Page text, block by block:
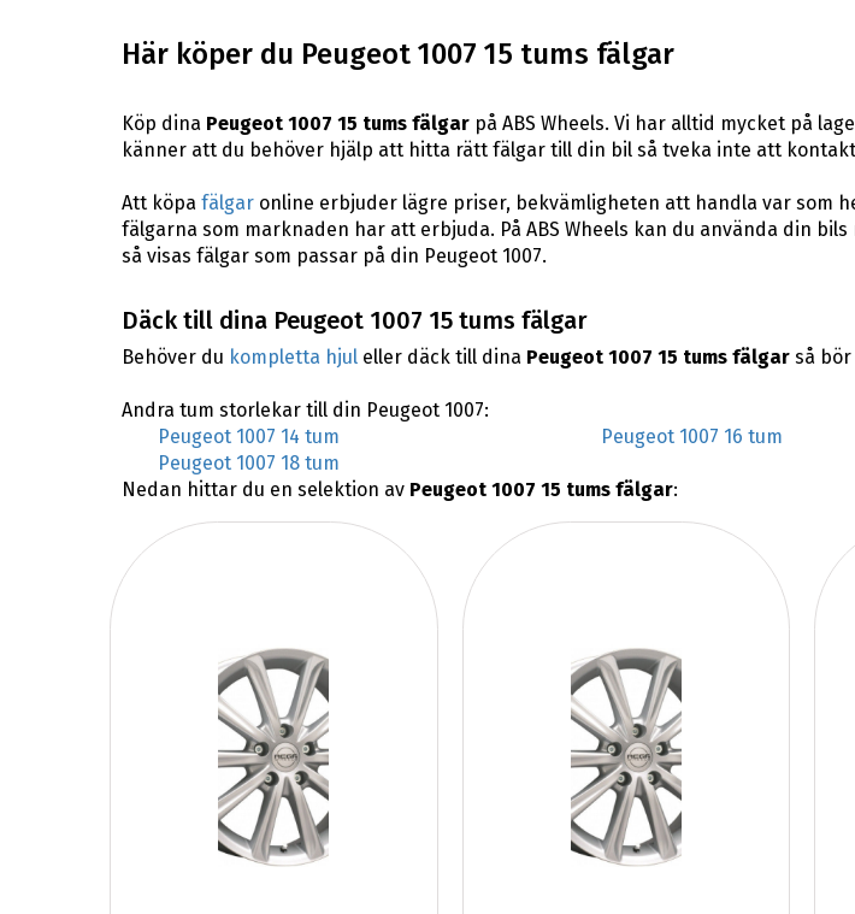
Här köper du Peugeot 1007 15 tums fälgar
Köp dina Peugeot 1007 15 tums fälgarpå ABS Wheels. Vi har alltid mycket på
känner att du behöver hjälp att hitta rätt fälgar till din bil så tveka inte att
Att köpa fälgaronline erbjuder lägre priser, bekvämligheten att handla var som
fälgarna som marknaden har att erbjuda. På ABS Wheels kan du använda din
så visas fälgar som passar på din Peugeot 1007.
Däck till dina Peugeot 1007 15 tums fälgar
Behöver du kompletta hjuleller däck till dina Peugeot 1007 15 tums fälgarså bör
Andra tum storlekar till din Peugeot 1007:
Peugeot 1007 14 tum
Peugeot 1007 16 tum
Peugeot 1007 18 tum
Nedan hittar du en selektion av Peugeot 1007 15 tums fälgar: